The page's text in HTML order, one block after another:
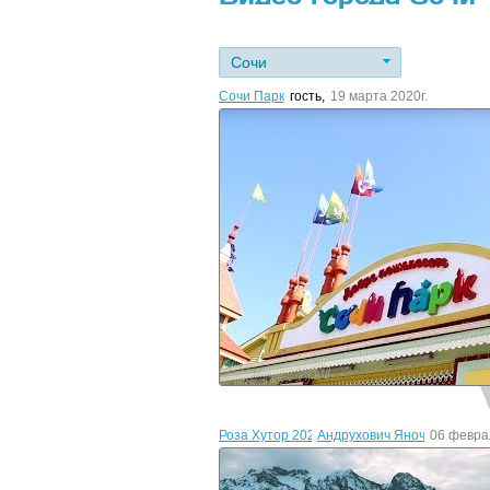
Сочи
Сочи Парк гость, 19 марта 2020г.
Роза Хутор 2020Андрухович Яночка,
06